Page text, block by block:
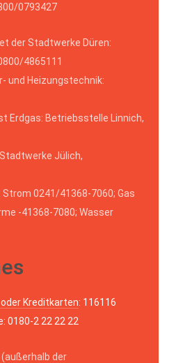
0793427
der Stadtwerke Düren:
4865111
und Heizungstechnik:
Erdgas: Betriebsstelle Linnich,
Jülich,
Strom 0241/41368-7060; Gas
-41368-7080; Wasser
Kreditkarten: 116116
0180-2 22 22 22
der